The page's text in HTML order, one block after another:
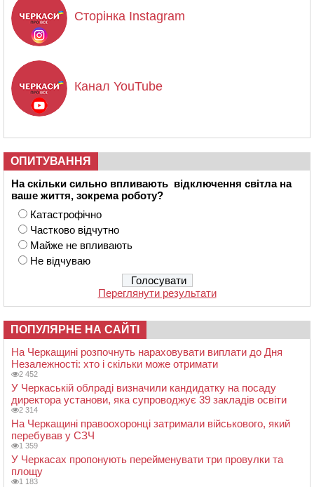
Сторінка Instagram
Канал YouTube
ОПИТУВАННЯ
На скільки сильно впливають відключення світла на
ваше життя, зокрема роботу?
Катастрофічно
Частково відчутно
Майже не впливають
Не відчуваю
Переглянути результати
ПОПУЛЯРНЕ НА САЙТІ
На Черкащині розпочнуть нараховувати виплати до Дня
Незалежності: хто і скільки може отримати
2 452
У Черкаській облраді визначили кандидатку на посаду
директора установи, яка супроводжує 39 закладів освіти
2 314
На Черкащині правоохоронці затримали військового, який
перебував у СЗЧ
1 359
У Черкасах пропонують перейменувати три провулки та
площу
1 183